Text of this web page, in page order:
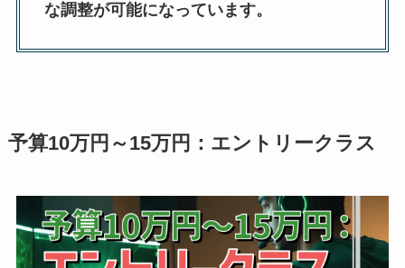
な調整が可能になっています。
予算10万円～15万円：エントリークラス